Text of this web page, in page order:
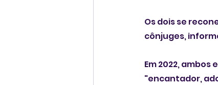
Os dois se
cônjuges,
Em 2022,
"encantador,